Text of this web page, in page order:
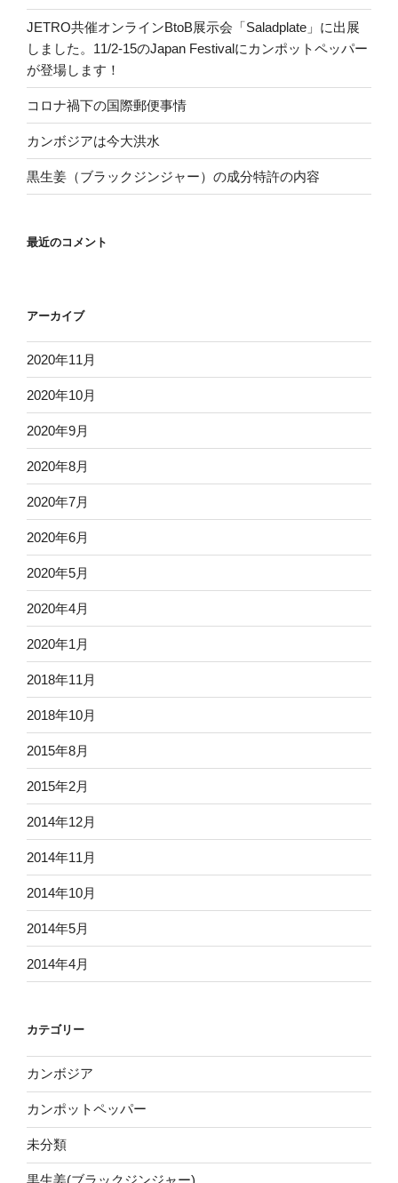
JETRO共催オンラインBtoB展示会「Saladplate」に出展
しました。11/2-15のJapan Festivalにカンポットペッパー
が登場します！
コロナ禍下の国際郵便事情
カンボジアは今大洪水
黒生姜（ブラックジンジャー）の成分特許の内容
最近のコメント
アーカイブ
2020年11月
2020年10月
2020年9月
2020年8月
2020年7月
2020年6月
2020年5月
2020年4月
2020年1月
2018年11月
2018年10月
2015年8月
2015年2月
2014年12月
2014年11月
2014年10月
2014年5月
2014年4月
カテゴリー
カンボジア
カンポットペッパー
未分類
黒生姜(ブラックジンジャー)